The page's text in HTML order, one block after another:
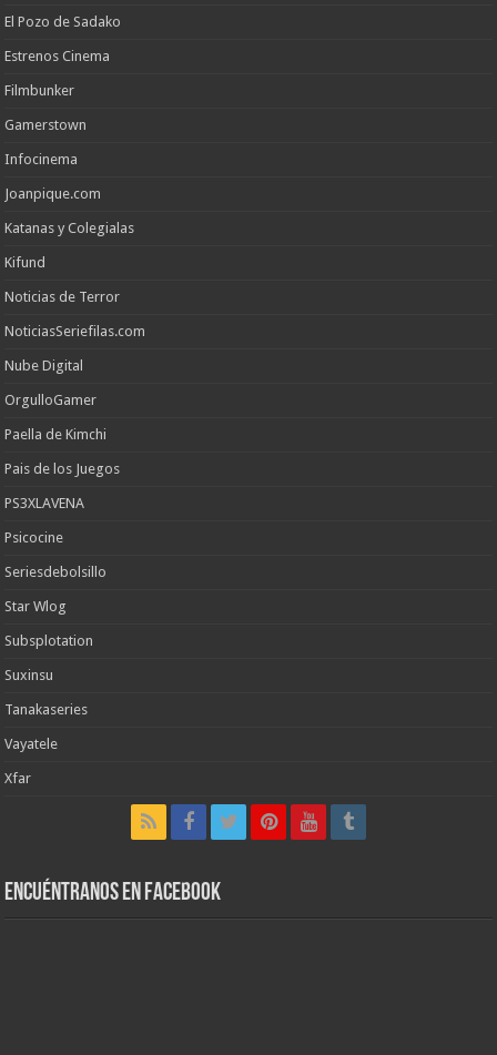
El Pozo de Sadako
Estrenos Cinema
Filmbunker
Gamerstown
Infocinema
Joanpique.com
Katanas y Colegialas
Kifund
Noticias de Terror
NoticiasSeriefilas.com
Nube Digital
OrgulloGamer
Paella de Kimchi
Pais de los Juegos
PS3XLAVENA
Psicocine
Seriesdebolsillo
Star Wlog
Subsplotation
Suxinsu
Tanakaseries
Vayatele
Xfar
Encuéntranos en Facebook